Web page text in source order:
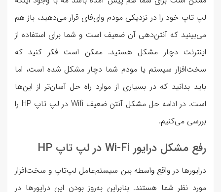
لپ تاپ خود را در نزدیکی مودم وای‌فای قرار می‌دهید، باز هم
می‌بینید که آنتن‌دهی آن ضعیف است و شما برای استفاده از
اینترنت دچار مشکل هستید. ممکن است فکر کنید که
سخت‌افزار سیستم یا مودم شما دچار مشکل شده است، اما
باید بدانید که در بسیاری از موارد راه حل آسان‌تر از این‌ها
است. در ادامه حل مشکل آنتن ضعیف Wifi در لپ تاپ HP را
بررسی می‌کنیم.
رفع مشکل درایور Wi-Fi در لپ تاپ HP
درایورها در واقع واسطه بین سیستم‌عامل لپ‌تاپ و سخت‌افزار
مورد نظر شما هستند. بنابراین به‌روز بودن این درایورها در